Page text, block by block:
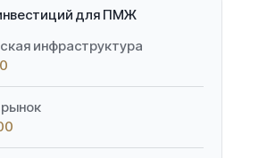
для ПМЖ
инфраструктура